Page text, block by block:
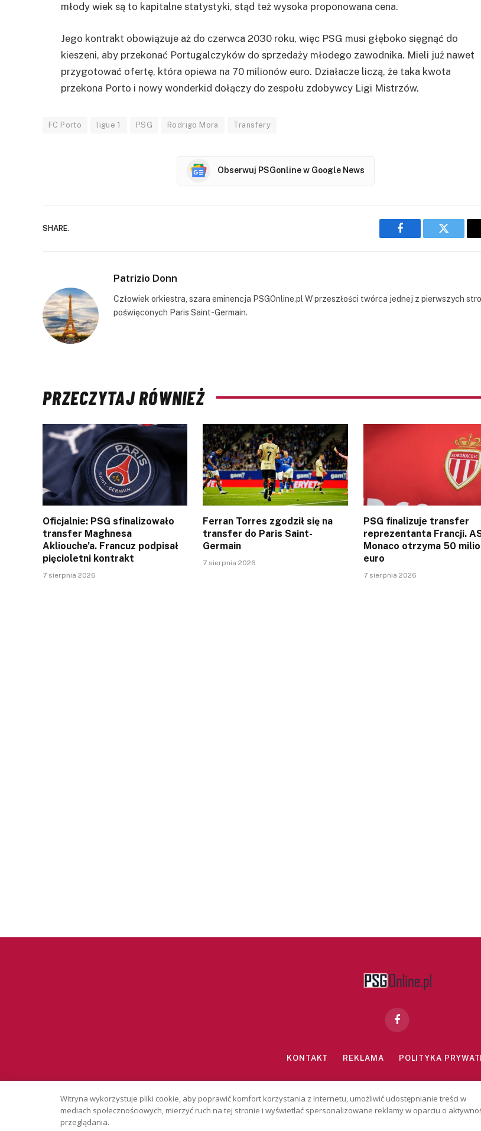
młody wiek są to kapitalne statystyki, stąd też wysoka proponowana cena.
Jego kontrakt obowiązuje aż do czerwca 2030 roku, więc PSG musi głęboko sięgnąć do
kieszeni, aby przekonać Portugalczyków do sprzedaży młodego zawodnika. Mieli już nawet
przygotować ofertę, która opiewa na 70 milionów euro. Działacze liczą, że taka kwota
przekona Porto i nowy wonderkid dołączy do zespołu zdobywcy Ligi Mistrzów.
FC Porto ligue 1 PSG Rodrigo Mora Transfery
Obserwuj PSGonline w Google News
SHARE.
Facebook Twitter
Patrizio Donn
Człowiek orkiestra, szara eminencja PSGOnline.pl W przeszłości twórca jednej z pierwszych
poświęconych Paris Saint-Germain.
PRZECZYTAJ RÓWNIEŻ
Oficjalnie: PSG sfinalizowało
transfer Maghnesa
Akliouche’a. Francuz podpisał
pięcioletni kontrakt
7 sierpnia 2026
Ferran Torres zgodził się na
transfer do Paris Saint-
Germain
7 sierpnia 2026
PSG finalizuje transfer
reprezentanta Francji.
Monaco otrzyma 50
euro
7 sierpnia 2026
Facebook
KONTAKT REKLAMA POLITYKA
Copyright © 2026 PSGonline.pl
Witryna wykorzystuje pliki cookie, aby poprawić komfort korzystania z Internetu, umożliwić udostępnianie treści w
mediach społecznościowych, mierzyć ruch na tej stronie i wyświetlać spersonalizowane reklamy w oparciu o
przeglądania.